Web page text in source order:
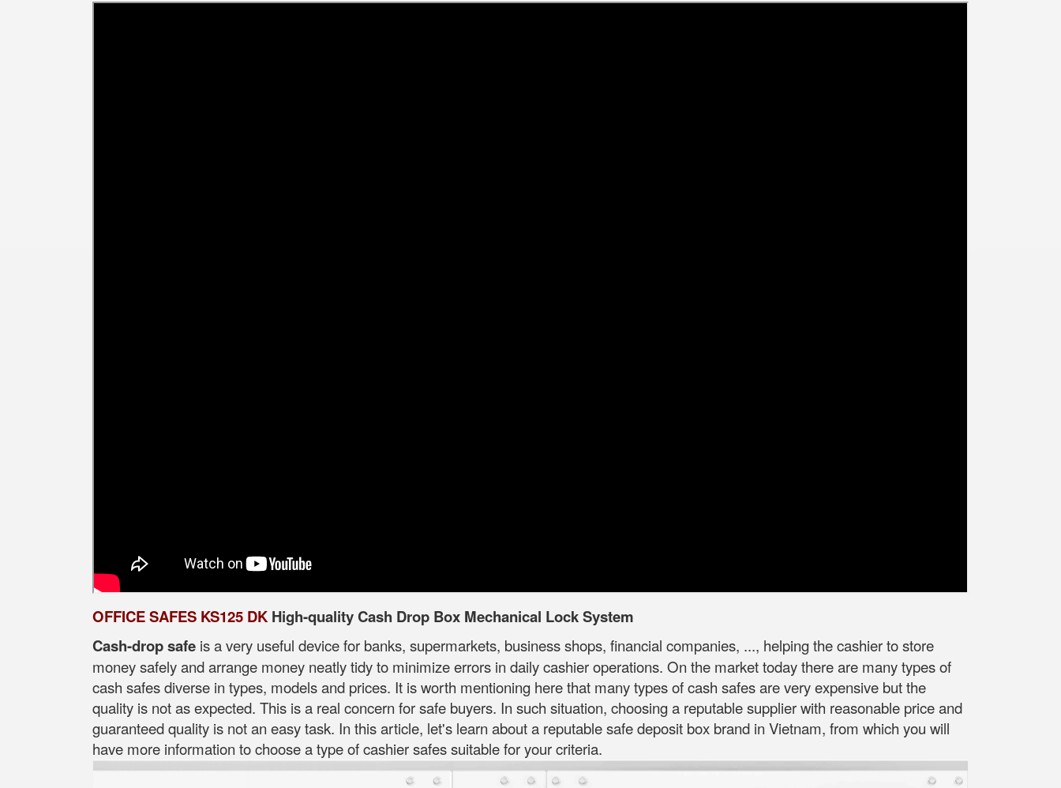
OFFICE SAFES KS125 DK High-quality Cash Drop Box Mechanical Lock System
Cash-drop safe is a very useful device for banks, supermarkets, business shops, financial companies, ..., helping the cashier to store
money safely and arrange money neatly tidy to minimize errors in daily cashier operations. On the market today there are many types of
cash safes diverse in types, models and prices. It is worth mentioning here that many types of cash safes are very expensive but the
quality is not as expected. This is a real concern for safe buyers. In such situation, choosing a reputable supplier with reasonable price and
guaranteed quality is not an easy task. In this article, let's learn about a reputable safe deposit box brand in Vietnam, from which you will
have more information to choose a type of cashier safes suitable for your criteria.